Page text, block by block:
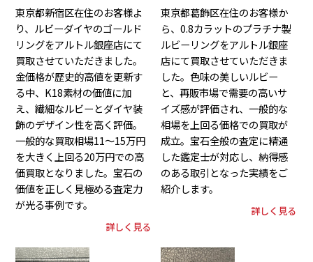
東京都新宿区在住のお客様よ
り、ルビーダイヤのゴールド
リングをアルトル銀座店にて
買取させていただきました。
金価格が歴史的高値を更新す
る中、K18素材の価値に加
え、繊細なルビーとダイヤ装
飾のデザイン性を高く評価。
一般的な買取相場11～15万円
を大きく上回る20万円での高
価買取となりました。宝石の
価値を正しく見極める査定力
が光る事例です。
詳しく見る
東京都葛飾区在住のお客様か
ら、0.8カラットのプラチナ製
ルビーリングをアルトル銀座
店にて買取させていただきま
した。色味の美しいルビー
と、再販市場で需要の高いサ
イズ感が評価され、一般的な
相場を上回る価格での買取が
成立。宝石全般の査定に精通
した鑑定士が対応し、納得感
のある取引となった実績をご
紹介します。
詳しく見る